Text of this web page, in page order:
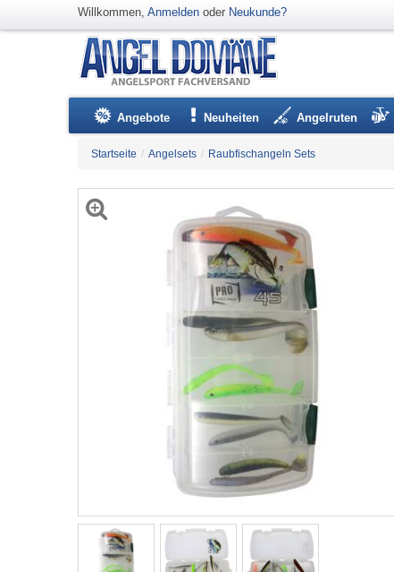
Willkommen, Anmelden oder Neukunde?
Angebote Neuheiten Angelruten
Startseite / Angelsets / Raubfischangeln Sets